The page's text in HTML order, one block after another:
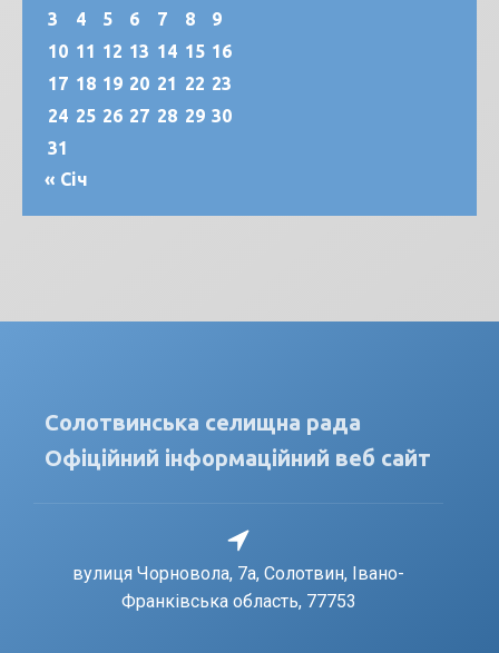
3
4 5 6 7 8
9
10 11 12 13 14 15 16
17 18 19 20 21 22 23
24 25 26 27 28 29 30
31
« Січ
Солотвинська селищна рада
Офіційний інформаційний веб сайт
вулиця Чорновола, 7a, Солотвин, Івано-
Франківська область, 77753